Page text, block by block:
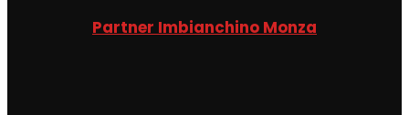
Partner Imbianchino Monza